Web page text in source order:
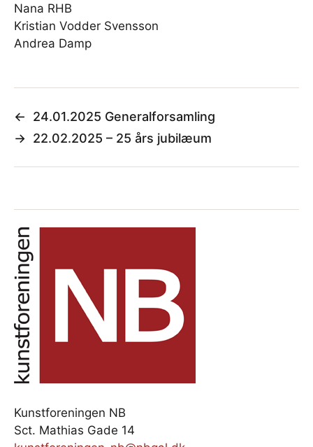
Nana RHB
Kristian Vodder Svensson
Andrea Damp
←
24.01.2025 Generalforsamling
→ 22.02.2025 – 25 års jubilæum
Kunstforeningen NB
Sct. Mathias Gade 14